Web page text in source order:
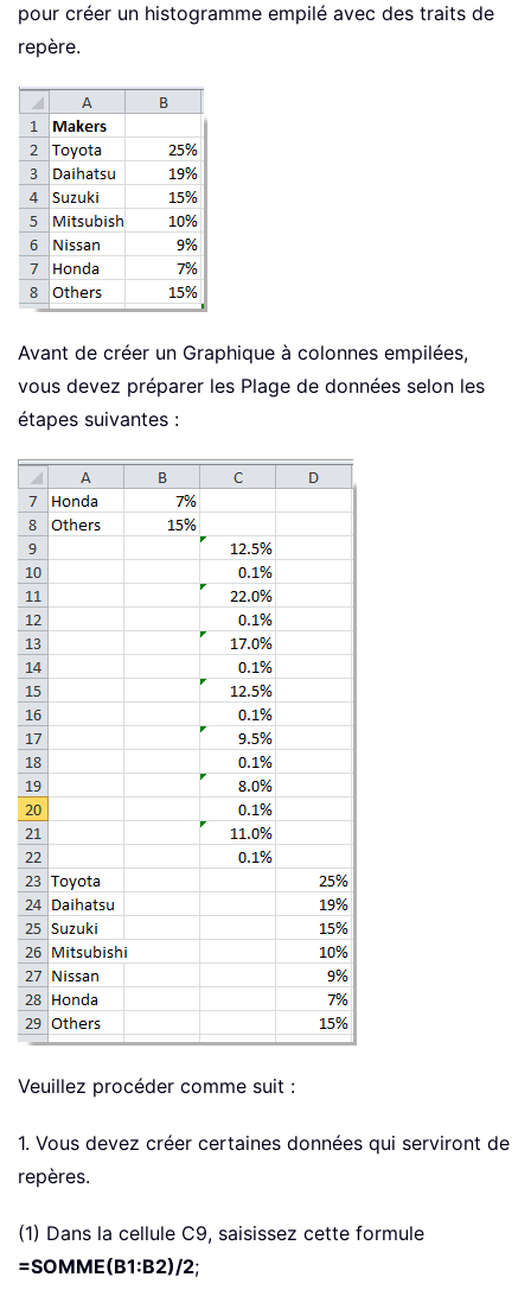
pour créer un histogramme empilé avec des traits de
repère.
Avant de créer un Graphique à colonnes empilées,
vous devez préparer les Plage de données selon les
étapes suivantes :
Veuillez procéder comme suit :
1. Vous devez créer certaines données qui serviront de
repères.
(1) Dans la cellule C9, saisissez cette formule
=SOMME(B1:B2)/2;